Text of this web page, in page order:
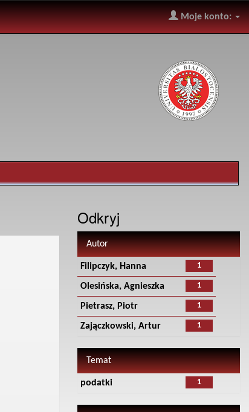
Moje konto:
Odkryj
Autor
1
Filipczyk, Hanna
1
Olesińska, Agnieszka
1
Pietrasz, Piotr
1
Zajączkowski, Artur
Temat
1
podatki